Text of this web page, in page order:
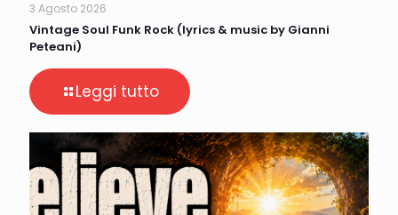
3 Agosto 2026
Vintage Soul Funk Rock (lyrics & music by Gianni
Peteani)
Leggi tutto